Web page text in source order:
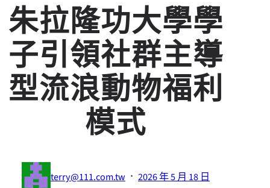
朱拉隆功大學學
子引領社群主導
型流浪動物福利
模式
terry@111.com.tw · 2026 年 5 月 18 日